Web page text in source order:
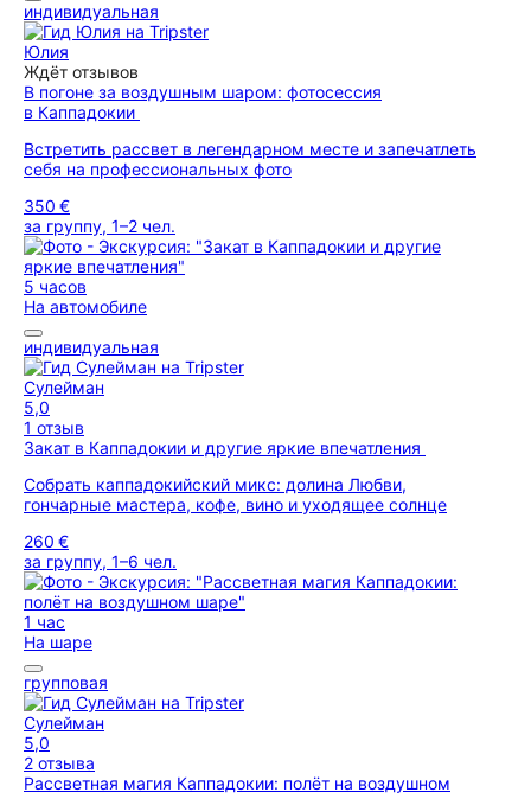
индивидуальная
Юлия
Ждёт отзывов
В погоне за воздушным шаром: фотосессия
в Каппадокии
Встретить рассвет в легендарном месте и запечатлеть
себя на профессиональных фото
350 €
за группу, 1–2 чел.
5 часов
На автомобиле
индивидуальная
Сулейман
5,0
1 отзыв
Закат в Каппадокии и другие яркие впечатления
Собрать каппадокийский микс: долина Любви,
гончарные мастера, кофе, вино и уходящее солнце
260 €
за группу, 1–6 чел.
1 час
На шаре
групповая
Сулейман
5,0
2 отзыва
Рассветная магия Каппадокии: полёт на воздушном